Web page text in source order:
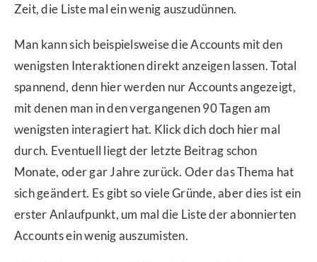
Zeit, die Liste mal ein wenig auszudünnen.
Man kann sich beispielsweise die Accounts mit den
wenigsten Interaktionen direkt anzeigen lassen. Total
spannend, denn hier werden nur Accounts angezeigt,
mit denen man in den vergangenen 90 Tagen am
wenigsten interagiert hat. Klick dich doch hier mal
durch. Eventuell liegt der letzte Beitrag schon
Monate, oder gar Jahre zurück. Oder das Thema hat
sich geändert. Es gibt so viele Gründe, aber dies ist ein
erster Anlaufpunkt, um mal die Liste der abonnierten
Accounts ein wenig auszumisten.